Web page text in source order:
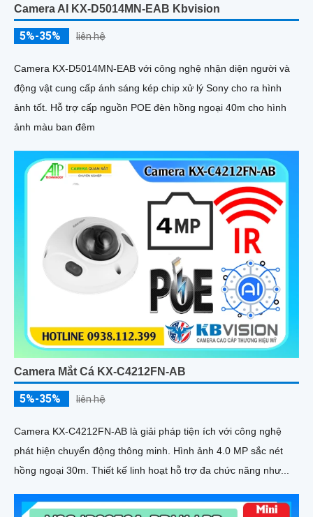
Camera AI KX-D5014MN-EAB Kbvision
5%-35% liên hệ
Camera KX-D5014MN-EAB với công nghệ nhận diện người và
động vật cung cấp ánh sáng kép chip xử lý Sony cho ra hình
ảnh tốt. Hỗ trợ cấp nguồn POE đèn hồng ngoại 40m cho hình
ảnh màu ban đêm
Camera Mắt Cá KX-C4212FN-AB
5%-35% liên hệ
Camera KX-C4212FN-AB là giải pháp tiện ích với công nghệ
phát hiện chuyển động thông minh. Hình ảnh 4.0 MP sắc nét
hồng ngoại 30m. Thiết kế linh hoạt hỗ trợ đa chức năng như...